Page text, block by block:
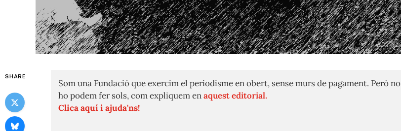
SHARE
Som una Fundació que exercim el periodisme en obert, sense murs de pagament. Però no
ho podem fer sols, com expliquem enaquest editorial.
Clica aquí i ajuda'ns!